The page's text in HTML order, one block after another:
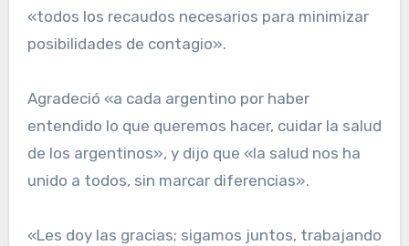
«todos los recaudos necesarios para minimizar
posibilidades de contagio».
Agradeció «a cada argentino por haber
entendido lo que queremos hacer, cuidar la salud
de los argentinos», y dijo que «la salud nos ha
unido a todos, sin marcar diferencias».
«Les doy las gracias; sigamos juntos, trabajando